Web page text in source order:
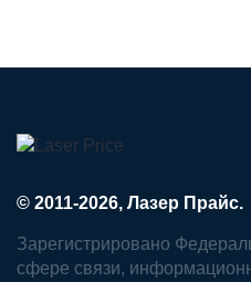
© 2011-2026, Лазер Прайс.
Зарегистрировано
сфере связи,